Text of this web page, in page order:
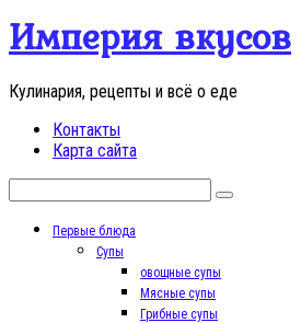
Перейти
контенту
Империя вкусов
Кулинария, рецепты и всё о еде
Контакты
Карта сайта
Первые блюда
Супы
овощные супы
Мясные супы
Грибные супы